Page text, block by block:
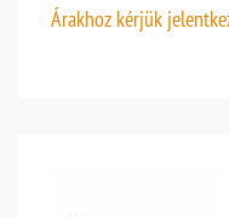
Árakhoz kérjük